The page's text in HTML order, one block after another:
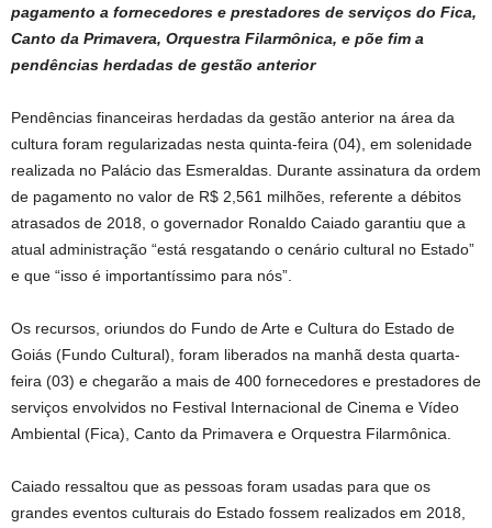
pagamento a fornecedores e prestadores de serviços do Fica,
Canto da Primavera, Orquestra Filarmônica, e põe fim a
pendências herdadas de gestão anterior
Pendências financeiras herdadas da gestão anterior na área da
cultura foram regularizadas nesta quinta-feira (04), em solenidade
realizada no Palácio das Esmeraldas. Durante assinatura da ordem
de pagamento no valor de R$ 2,561 milhões, referente a débitos
atrasados de 2018, o governador Ronaldo Caiado garantiu que a
atual administração “está resgatando o cenário cultural no Estado”
e que “isso é importantíssimo para nós”.
Os recursos, oriundos do Fundo de Arte e Cultura do Estado de
Goiás (Fundo Cultural), foram liberados na manhã desta quarta-
feira (03) e chegarão a mais de 400 fornecedores e prestadores de
serviços envolvidos no Festival Internacional de Cinema e Vídeo
Ambiental (Fica), Canto da Primavera e Orquestra Filarmônica.
Caiado ressaltou que as pessoas foram usadas para que os
grandes eventos culturais do Estado fossem realizados em 2018,